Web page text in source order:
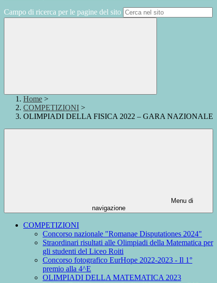
Campo di ricerca per le pagine del sito
Home >
COMPETIZIONI >
OLIMPIADI DELLA FISICA 2022 – GARA NAZIONALE
Menu di
navigazione
COMPETIZIONI
Concorso nazionale "Romanae Disputationes 2024"
Straordinari risultati alle Olimpiadi della Matematica per
gli studenti del Liceo Roiti
Concorso fotografico EurHope 2022-2023 - Il 1°
premio alla 4^E
OLIMPIADI DELLA MATEMATICA 2023